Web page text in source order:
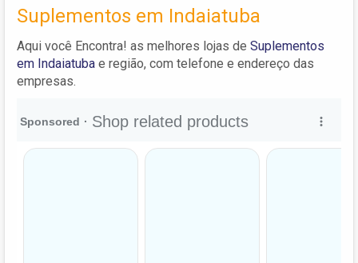
Suplementos em Indaiatuba
Aqui você Encontra! as melhores lojas de Suplementos
em Indaiatuba e região, com telefone e endereço das
empresas.